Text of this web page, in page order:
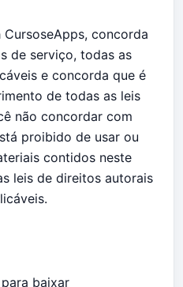
CursoseApps, concorda
de serviço, todas as
​​e concorda que é
de todas as leis
não concordar com
proibido de usar ou
contidos neste
leis de direitos autorais
baixar